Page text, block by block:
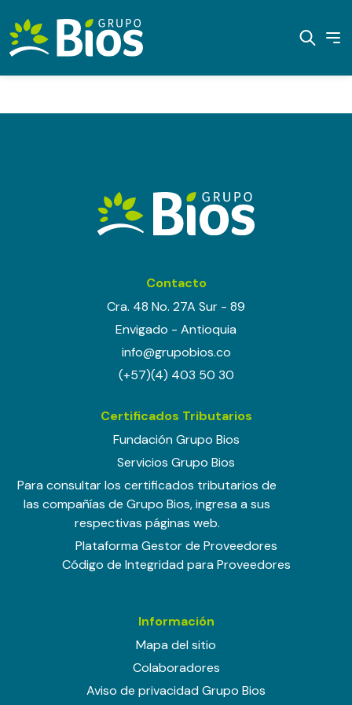
Contacto
Cra. 48 No. 27A Sur - 89
Envigado - Antioquia
info@grupobios.co
(+57)(4) 403 50 30
Certificados Tributarios
Fundación Grupo Bios
Servicios Grupo Bios
Para consultar los certificados tributarios de
las compañías de Grupo Bios, ingresa a sus
respectivas páginas web.
Plataforma Gestor de Proveedores
Código de Integridad para Proveedores
Información
Mapa del sitio
Colaboradores
Aviso de privacidad Grupo Bios